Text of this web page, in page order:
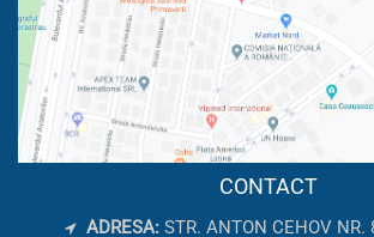
CONTACT
ADRESA: STR. ANTON CEHOV NR.